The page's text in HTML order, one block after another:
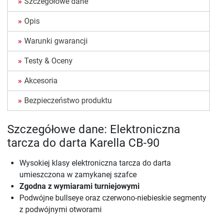
Opis
Warunki gwarancji
Testy & Oceny
Akcesoria
Bezpieczeństwo produktu
Szczegółowe dane: Elektroniczna
tarcza do darta Karella CB-90
Wysokiej klasy elektroniczna tarcza do darta
umieszczona w zamykanej szafce
Zgodna z wymiarami turniejowymi
Podwójne bullseye oraz czerwono-niebieskie segmenty
z podwójnymi otworami